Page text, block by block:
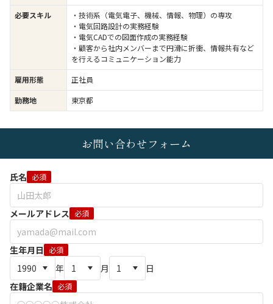
必要スキル
・技術系（電気電子、機械、情報、物理）の専攻
・電気回路設計の実務経験
・電気CADでの図面作成の実務経験
・顧客から社内メンバーまで円滑に折衝、情報共有など
を行えるコミュニケーション能力
雇用形態
正社員
勤務地
東京都
お問い合わせフォーム
氏名 必須
メールアドレス 必須
生年月日 必須
年 月
日
在籍企業名 必須